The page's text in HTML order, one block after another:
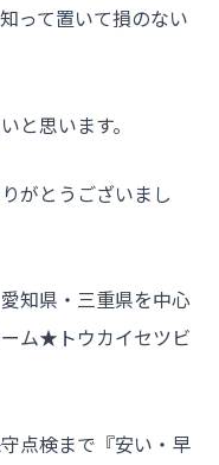
って置いて損のない
と思います。
がとうございまし
知県・三重県を中心
ム★トウカイセツビ
点検まで『安い・早